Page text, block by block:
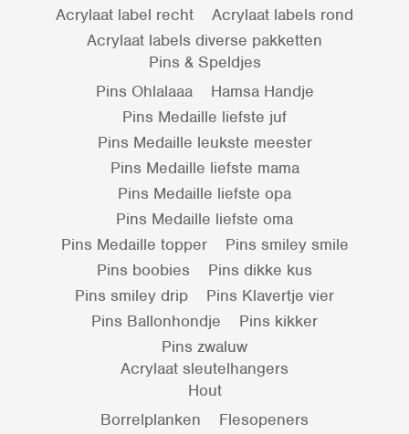
Acrylaat label recht
Acrylaat labels rond
Acrylaat labels diverse pakketten
Pins & Speldjes
Pins Ohlalaaa
Hamsa Handje
Pins Medaille liefste juf
Pins Medaille leukste meester
Pins Medaille liefste mama
Pins Medaille liefste opa
Pins Medaille liefste oma
Pins Medaille topper
Pins smiley smile
Pins boobies
Pins dikke kus
Pins smiley drip
Pins Klavertje vier
Pins Ballonhondje
Pins kikker
Pins zwaluw
Acrylaat sleutelhangers
Hout
Borrelplanken
Flesopeners